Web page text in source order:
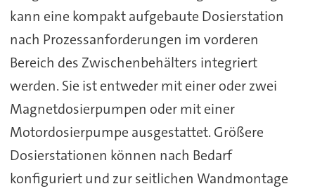
kann eine kompakt aufgebaute Dosierstation
nach Prozessanforderungen im vorderen
Bereich des Zwischenbehälters integriert
werden. Sie ist entweder mit einer oder zwei
Magnetdosierpumpen oder mit einer
Motordosierpumpe ausgestattet. Größere
Dosierstationen können nach Bedarf
konfiguriert und zur seitlichen Wandmontage